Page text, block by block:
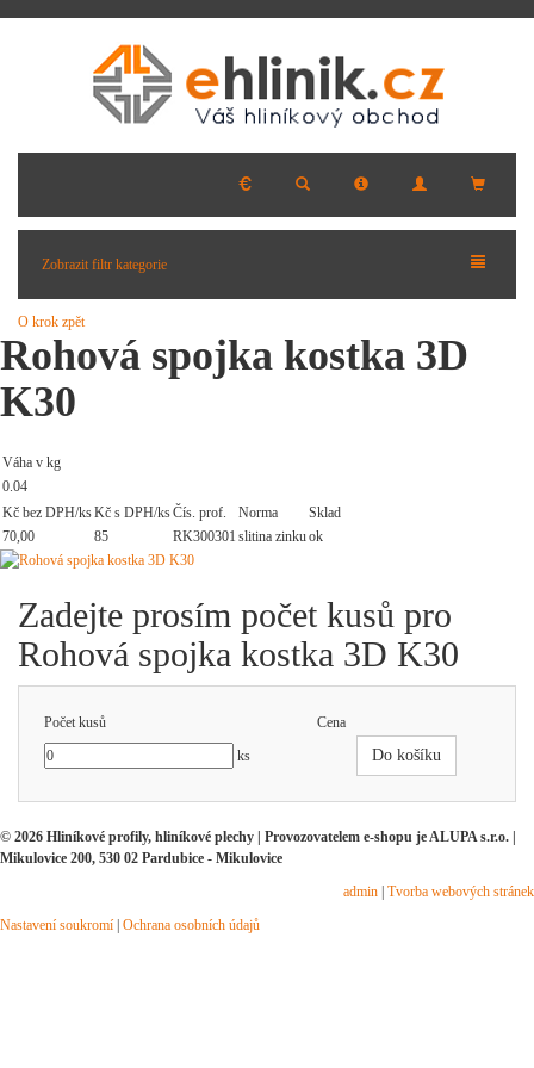
Zobrazit filtr kategorie
O krok zpět
Rohová spojka kostka 3D
K30
Váha v kg
0.04
Kč bez DPH/ksKč s DPH/ksČís. prof. Norma
Sklad
70,00
85 RK300301 slitina zinkuok
Zadejte prosím počet kusů pro
Rohová spojka kostka 3D K30
Počet kusů
Cena
ks
Do košíku
© 2026 Hliníkové profily, hliníkové plechy | Provozovatelem e-shopu je ALUPA s.r.o. |
Mikulovice 200, 530 02 Pardubice - Mikulovice
admin Tvorba webových stránek
Nastavení soukromí Ochrana osobních údajů